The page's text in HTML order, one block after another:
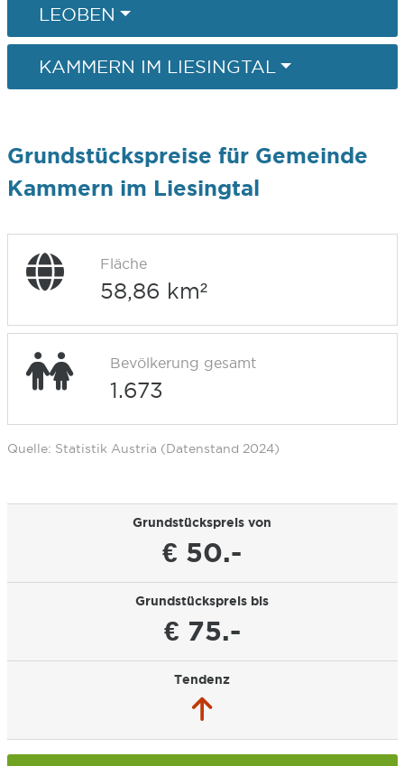
LEOBEN
KAMMERN IM LIESINGTAL
Grundstückspreise für Gemeinde
Kammern im Liesingtal
Fläche
58,86 km²
Bevölkerung gesamt
1.673
Quelle: Statistik Austria (Datenstand 2024)
Grundstückspreis von
€ 50.-
Grundstückspreis bis
€ 75.-
Tendenz